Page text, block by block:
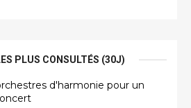
PLUS CONSULTÉS (30J)
d'harmonie pour un